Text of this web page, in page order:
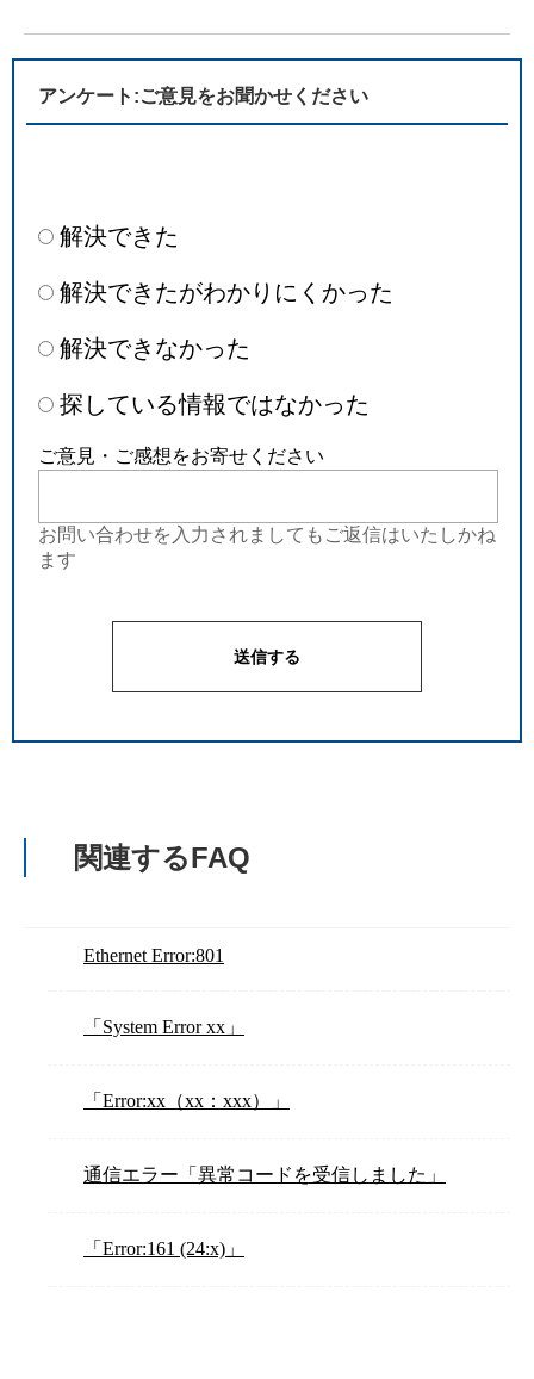
アンケート:ご意見をお聞かせください
解決できた
解決できたがわかりにくかった
解決できなかった
探している情報ではなかった
ご意見・ご感想をお寄せください
お問い合わせを入力されましてもご返信はいたしかね
ます
関連するFAQ
Ethernet Error:801
「System Error xx」
「Error:xx（xx：xxx）」
通信エラー「異常コードを受信しました」
「Error:161 (24:x)」